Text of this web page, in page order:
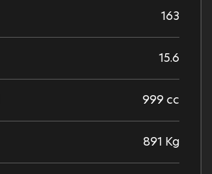
163
15.6
999 cc
891 Kg